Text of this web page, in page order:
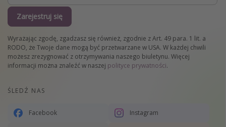
Zarejestruj się
Wyrażając zgodę, zgadzasz się również, zgodnie z Art. 49 para. 1 lit. a
RODO, że Twoje dane mogą być przetwarzane w USA. W każdej chwili
możesz zrezygnować z otrzymywania naszego biuletynu. Więcej
informacji można znaleźć w naszej polityce prywatności.
ŚLEDŹ NAS
Facebook Instagram